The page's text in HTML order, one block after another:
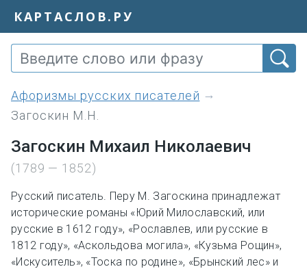
КАРТАСЛОВ.РУ
Афоризмы русских писателей
Загоскин М.Н.
Загоскин Михаил Николаевич
(1789 — 1852)
Русский писатель. Перу М. Загоскина принадлежат
исторические романы «Юрий Милославский, или
русские в 1612 году», «Рославлев, или русские в
1812 году», «Аскольдова могила», «Кузьма Рощин»,
«Искуситель», «Тоска по родине», «Брынский лес» и